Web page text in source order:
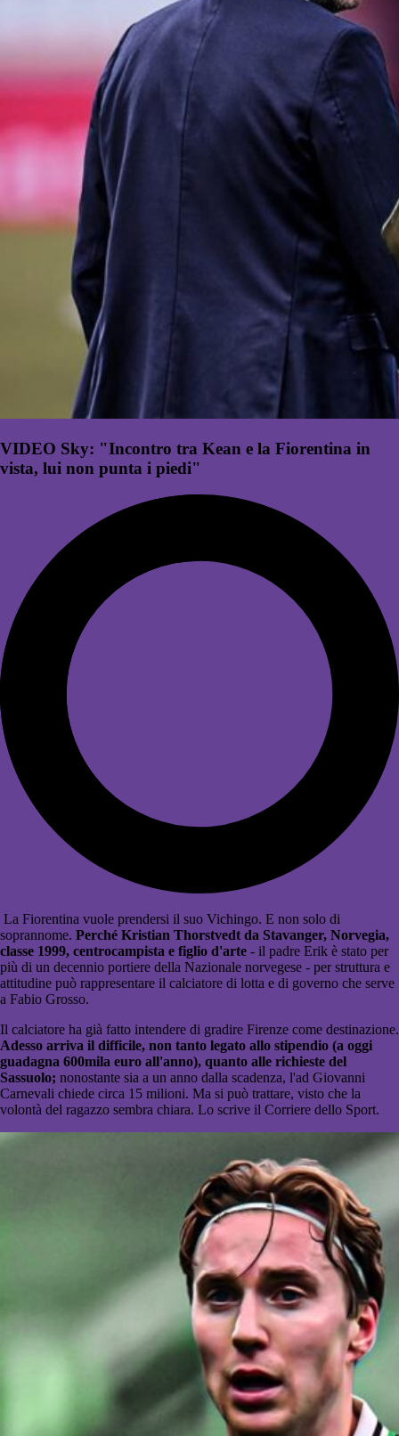
VIDEO Sky: "Incontro tra Kean e la Fiorentina in
vista, lui non punta i piedi"
La Fiorentina vuole prendersi il suo Vichingo. E non solo di
soprannome. Perché Kristian Thorstvedt da Stavanger, Norvegia,
classe 1999, centrocampista e figlio d'arte - il padre Erik è stato per
più di un decennio portiere della Nazionale norvegese - per struttura e
attitudine può rappresentare il calciatore di lotta e di governo che serve
a Fabio Grosso.
Il calciatore ha già fatto intendere di gradire Firenze come destinazione.
Adesso arriva il difficile, non tanto legato allo stipendio (a oggi
guadagna 600mila euro all'anno), quanto alle richieste del
Sassuolo; nonostante sia a un anno dalla scadenza, l'ad Giovanni
Carnevali chiede circa 15 milioni. Ma si può trattare, visto che la
volontà del ragazzo sembra chiara. Lo scrive il Corriere dello Sport.